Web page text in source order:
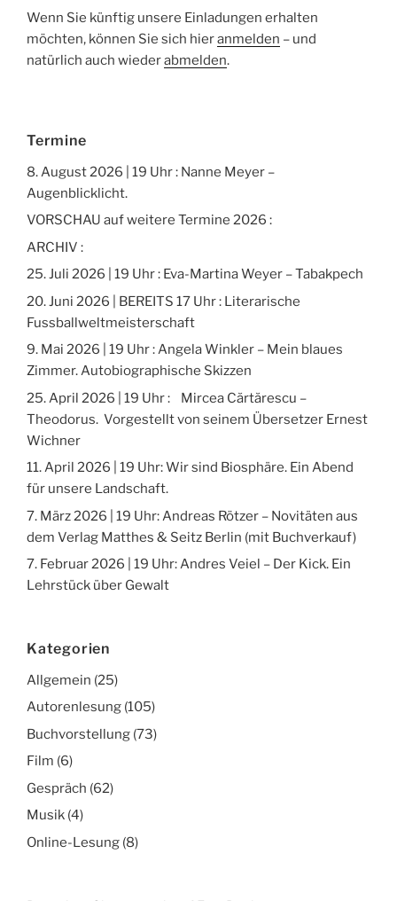
Wenn Sie künftig unsere Einladungen erhalten
möchten, können Sie sich hieranmelden – und
natürlich auch wiederabmelden.
Termine
8. August 2026 | 19 Uhr : Nanne Meyer –
Augenblicklicht.
VORSCHAU auf weitere Termine 2026 :
ARCHIV :
25. Juli 2026 | 19 Uhr : Eva-Martina Weyer – Tabakpech
20. Juni 2026 | BEREITS 17 Uhr : Literarische
Fussballweltmeisterschaft
9. Mai 2026 | 19 Uhr : Angela Winkler – Mein blaues
Zimmer. Autobiographische Skizzen
25. April 2026 | 19 Uhr : Mircea Cărtărescu –
Theodorus. Vorgestellt von seinem Übersetzer Ernest
Wichner
11. April 2026 | 19 Uhr: Wir sind Biosphäre. Ein Abend
für unsere Landschaft.
7. März 2026 | 19 Uhr: Andreas Rötzer – Novitäten aus
dem Verlag Matthes & Seitz Berlin (mit Buchverkauf)
7. Februar 2026 | 19 Uhr: Andres Veiel – Der Kick. Ein
Lehrstück über Gewalt
Kategorien
Allgemein (25)
Autorenlesung (105)
Buchvorstellung (73)
Film (6)
Gespräch (62)
Musik (4)
Online-Lesung (8)